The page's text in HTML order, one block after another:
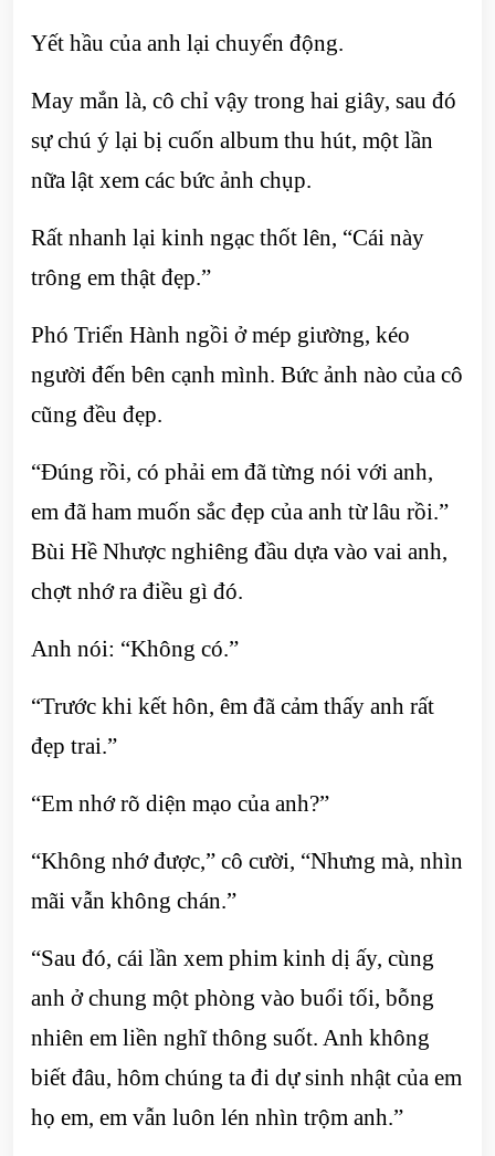
Yết hầu của anh lại chuyển động.
May mắn là, cô chỉ vậy trong hai giây, sau đó
sự chú ý lại bị cuốn album thu hút, một lần
nữa lật xem các bức ảnh chụp.
Rất nhanh lại kinh ngạc thốt lên, “Cái này
trông em thật đẹp.”
Phó Triển Hành ngồi ở mép giường, kéo
người đến bên cạnh mình. Bức ảnh nào của cô
cũng đều đẹp.
“Đúng rồi, có phải em đã từng nói với anh,
em đã ham muốn sắc đẹp của anh từ lâu rồi.”
Bùi Hề Nhược nghiêng đầu dựa vào vai anh,
chợt nhớ ra điều gì đó.
Anh nói: “Không có.”
“Trước khi kết hôn, êm đã cảm thấy anh rất
đẹp trai.”
“Em nhớ rõ diện mạo của anh?”
“Không nhớ được,” cô cười, “Nhưng mà, nhìn
mãi vẫn không chán.”
“Sau đó, cái lần xem phim kinh dị ấy, cùng
anh ở chung một phòng vào buổi tối, bỗng
nhiên em liền nghĩ thông suốt. Anh không
biết đâu, hôm chúng ta đi dự sinh nhật của em
họ em, em vẫn luôn lén nhìn trộm anh.”